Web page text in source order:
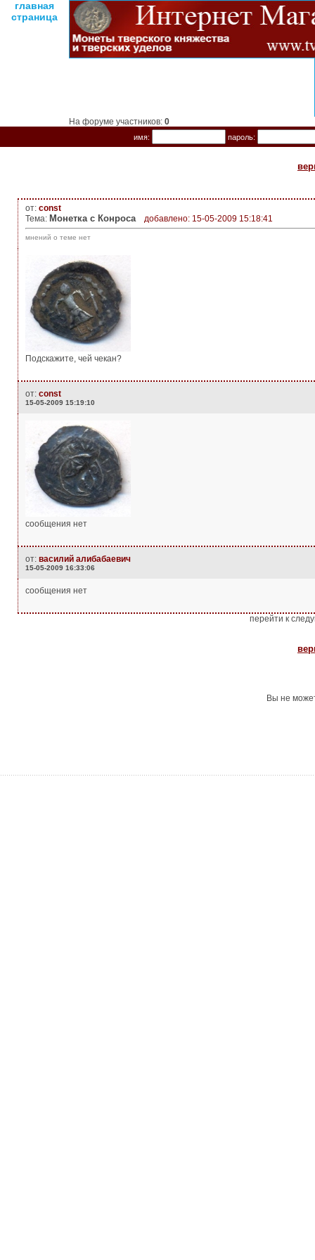
главная
страница
На форуме участников: 0
имя: пароль:
от: const
Тема: Монетка с Конроса добавлено: 15-05-2009 15:18:41
мнений о теме нет
Подскажите, чей чекан?
от: const
15-05-2009 15:19:10
сообщения нет
от: василий алибабаевич
15-05-2009 16:33:06
сообщения нет
перейти к
Вы не